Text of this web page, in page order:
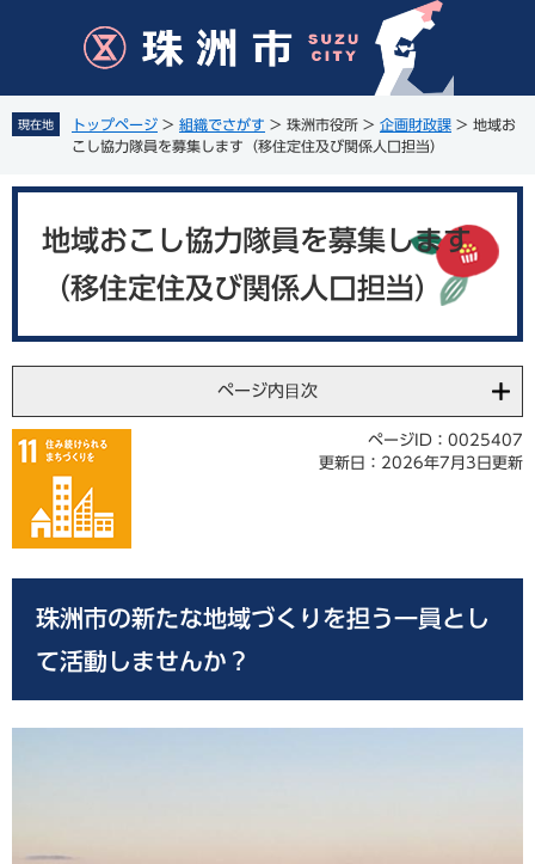
先
頭
す
を
飛
し
現在地 トップページ > 組織でさがす > 珠洲市役所 > 企画財政課 > 地域お
こし協力隊員を募集します（移住定住及び関係人口担当）
地域おこし協力隊員を募集します
（移住定住及び関係人口担当）
ページ内目次
ページID：0025407
更新日：2026年7月3日更新
珠洲市の新たな地域づくりを担う一員とし
て活動しませんか？